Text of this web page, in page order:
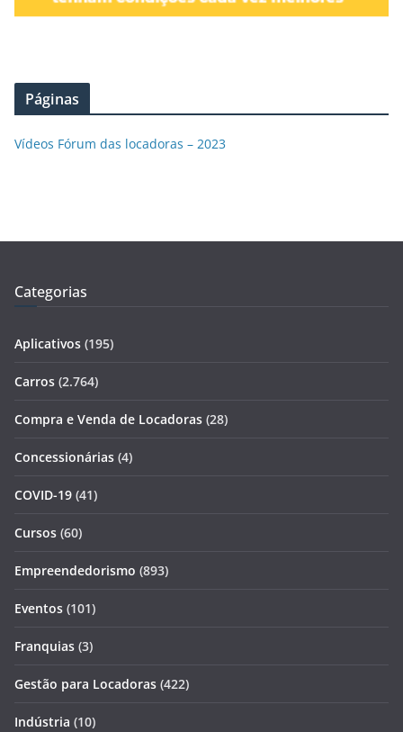
Páginas
Vídeos Fórum das locadoras – 2023
Categorias
Aplicativos (195)
Carros (2.764)
Compra e Venda de Locadoras (28)
Concessionárias (4)
COVID-19 (41)
Cursos (60)
Empreendedorismo (893)
Eventos (101)
Franquias (3)
Gestão para Locadoras (422)
Indústria (10)